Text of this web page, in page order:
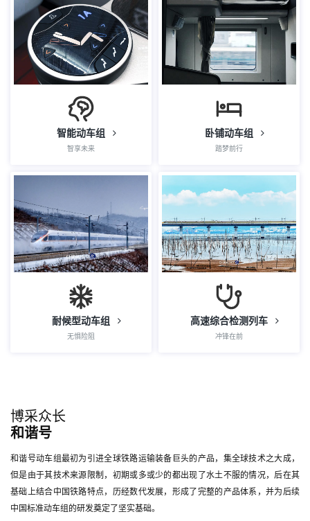
智能动车组
智享未来
卧铺动车组
踏梦前行
耐候型动车组
无惧险阻
高速综合检测列车
冲锋在前
博采众长
和谐号
和谐号动车组最初为引进全球铁路运输装备巨头的产品，集全球技术之大成，
但是由于其技术来源限制，初期或多或少的都出现了水土不服的情况，后在其
基础上结合中国铁路特点，历经数代发展，形成了完整的产品体系，并为后续
中国标准动车组的研发奠定了坚实基础。